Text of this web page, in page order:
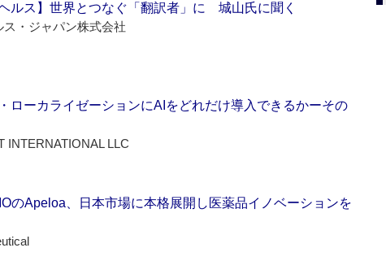
ルス】世界とつなぐ「翻訳者」に 城山氏に聞く
・ジャパン株式会社
ローカライゼーションにAIをどれだけ導入できるかーその
INTERNATIONAL LLC
のApeloa、日本市場に本格展開し医薬品イノベーションを